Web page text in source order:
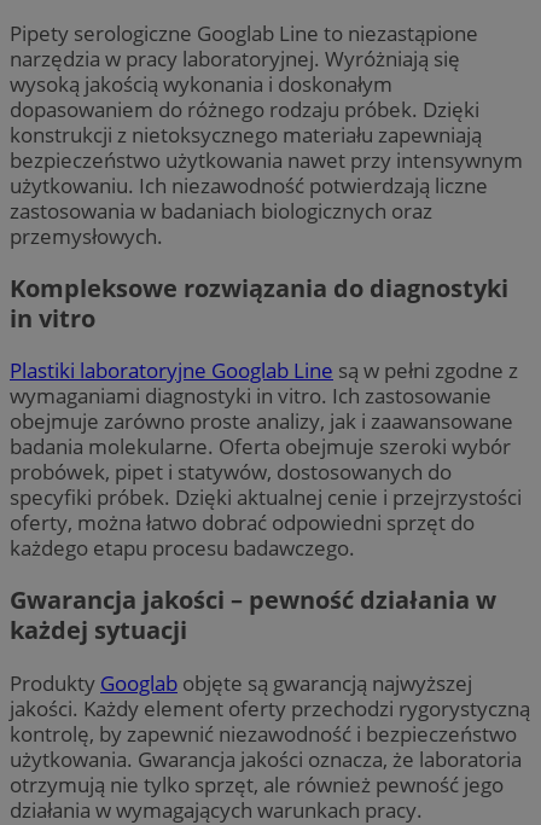
Pipety serologiczne Googlab Line to niezastąpione
narzędzia w pracy laboratoryjnej. Wyróżniają się
wysoką jakością wykonania i doskonałym
dopasowaniem do różnego rodzaju próbek. Dzięki
konstrukcji z nietoksycznego materiału zapewniają
bezpieczeństwo użytkowania nawet przy intensywnym
użytkowaniu. Ich niezawodność potwierdzają liczne
zastosowania w badaniach biologicznych oraz
przemysłowych.
Kompleksowe rozwiązania do diagnostyki
in vitro
Plastiki laboratoryjne Googlab Line są w pełni zgodne z
wymaganiami diagnostyki in vitro. Ich zastosowanie
obejmuje zarówno proste analizy, jak i zaawansowane
badania molekularne. Oferta obejmuje szeroki wybór
probówek, pipet i statywów, dostosowanych do
specyfiki próbek. Dzięki aktualnej cenie i przejrzystości
oferty, można łatwo dobrać odpowiedni sprzęt do
każdego etapu procesu badawczego.
Gwarancja jakości – pewność działania w
każdej sytuacji
Produkty Googlab objęte są gwarancją najwyższej
jakości. Każdy element oferty przechodzi rygorystyczną
kontrolę, by zapewnić niezawodność i bezpieczeństwo
użytkowania. Gwarancja jakości oznacza, że laboratoria
otrzymują nie tylko sprzęt, ale również pewność jego
działania w wymagających warunkach pracy.